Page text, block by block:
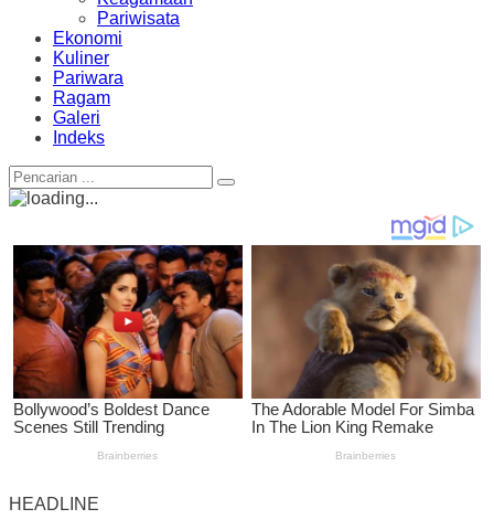
Pariwisata
Ekonomi
Kuliner
Pariwara
Ragam
Galeri
Indeks
HEADLINE